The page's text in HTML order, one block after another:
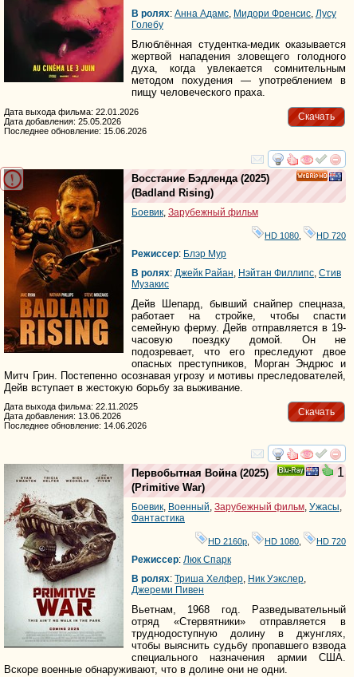
В ролях: Анна Адамс, Мидори Френсис, Луcy
Голебy
Влюблённая студентка-медик оказывается
жертвой нападения зловещего голодного
духа, когда увлекается сомнительным
методом похудения — употреблением в
пищу человеческого праха.
Скачать
Дата выхода фильма: 22.01.2026
Дата добавления: 25.05.2026
Последнее обновление: 15.06.2026
смотреть
Восстание Бэдленда(2025)
(Badland Rising)
Боевик Зарубежный фильм
HD 1080 HD 720
Режиссер: Блэр Мур
В ролях: Джейк Райан Нэйтан Филлипс Стив
Музакис
Дейв Шепард, бывший снайпер спецназа,
работает на стройке, чтобы спасти
семейную ферму. Дейв отправляется в 19-
часовую поездку домой. Он не
подозревает, что его преследуют двое
опасных преступников, Морган Эндрюс и
Митч Грин. Постепенно осознавая угрозу и мотивы преследователей,
Дейв вступает в жестокую борьбу за выживание.
Скачать
Дата выхода фильма: 22.11.2025
Дата добавления: 13.06.2026
Последнее обновление: 14.06.2026
смотреть
1
Первобытная Война(2025)
(Primitive War)
Боевик, Военный, Зарубежный фильм, Ужасы,
Фантастика
HD 2160р, HD 1080, HD 720
Режиссер: Люк Спарк
В ролях: Триша Хелфер, Ник Уэкслер,
Джереми Пивен
Вьетнам, 1968 год. Разведывательный
отряд «Стервятники» отправляется в
труднодоступную долину в джунглях,
чтобы выяснить судьбу пропавшего взвода
специального назначения армии США.
Вскоре военные обнаруживают, что в долине они не одни.